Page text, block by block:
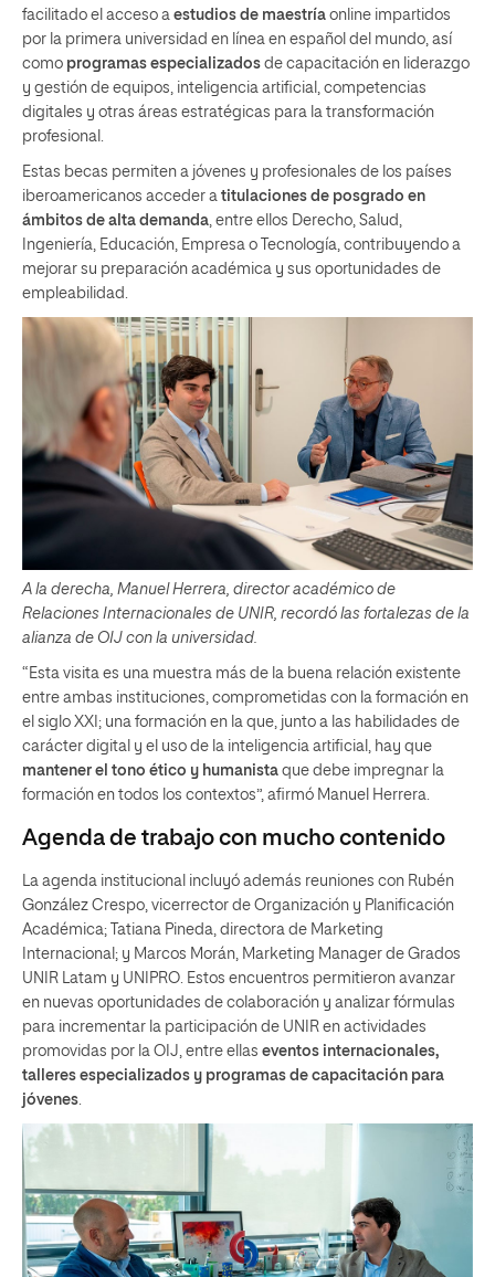
facilitado el acceso a estudios de maestría online impartidos
por la primera universidad en línea en español del mundo, así
como programas especializados de capacitación en liderazgo
y gestión de equipos, inteligencia artificial, competencias
digitales y otras áreas estratégicas para la transformación
profesional.
Estas becas permiten a jóvenes y profesionales de los países
iberoamericanos acceder a titulaciones de posgrado en
ámbitos de alta demanda , entre ellos Derecho, Salud,
Ingeniería, Educación, Empresa o Tecnología, contribuyendo a
mejorar su preparación académica y sus oportunidades de
empleabilidad.
A la derecha, Manuel Herrera, director académico de
Relaciones Internacionales de UNIR, recordó las fortalezas de la
alianza de OIJ con la universidad.
“Esta visita es una muestra más de la buena relación existente
entre ambas instituciones, comprometidas con la formación en
el siglo XXI; una formación en la que, junto a las habilidades de
carácter digital y el uso de la inteligencia artificial, hay que
mantener el tono ético y humanista que debe impregnar la
formación en todos los contextos”, afirmó Manuel Herrera.
Agenda de trabajo con mucho contenido
La agenda institucional incluyó además reuniones con Rubén
González Crespo, vicerrector de Organización y Planificación
Académica; Tatiana Pineda, directora de Marketing
Internacional; y Marcos Morán, Marketing Manager de Grados
UNIR Latam y UNIPRO. Estos encuentros permitieron avanzar
en nuevas oportunidades de colaboración y analizar fórmulas
para incrementar la participación de UNIR en actividades
promovidas por la OIJ, entre ellas eventos internacionales,
talleres especializados y programas de capacitación para
jóvenes.